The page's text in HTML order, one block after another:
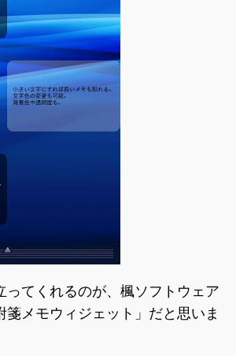
ってくれるのが、楓ソフトウェア
箋メモウィジェット」だと思いま